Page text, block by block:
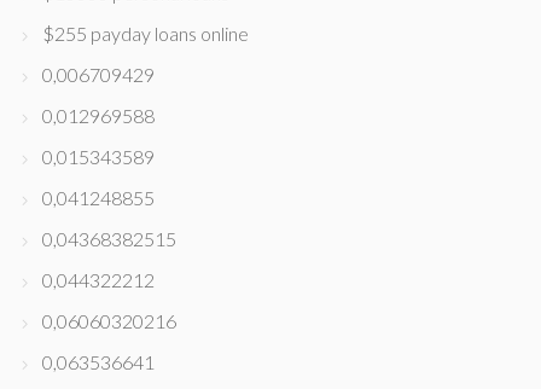
$255 payday loans online
0,006709429
0,012969588
0,015343589
0,041248855
0,04368382515
0,044322212
0,06060320216
0,063536641